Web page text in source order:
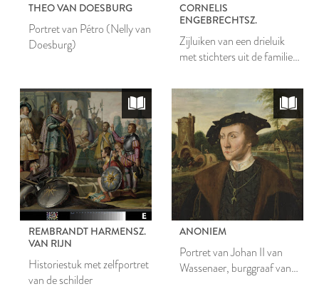
THEO VAN DOESBURG
Portret van Pétro (Nelly van
Doesburg)
CORNELIS
ENGEBRECHTSZ.
Zijluiken van een drieluik
met stichters uit de families
Poelgeest, met op de
buitenluiken de
wapenschilden van Willem
van der Does en Henrica
van Poelgeest
REMBRANDT HARMENSZ.
VAN RIJN
Historiestuk met zelfportret
van de schilder
ANONIEM
Portret van Johan II van
Wassenaer, burggraaf van